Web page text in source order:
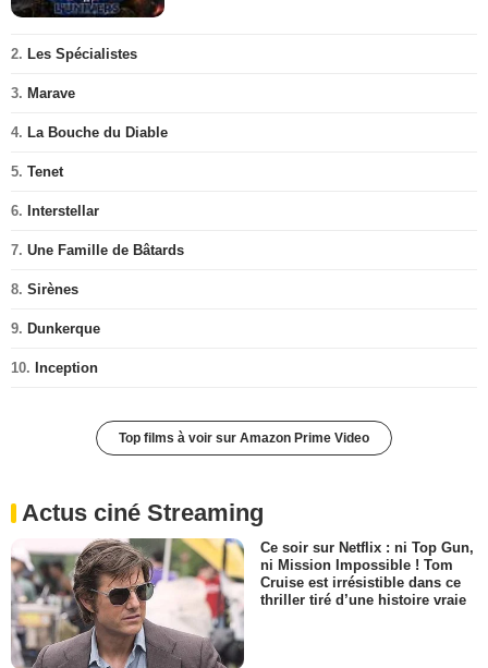
2. Les Spécialistes
3. Marave
4. La Bouche du Diable
5. Tenet
6. Interstellar
7. Une Famille de Bâtards
8. Sirènes
9. Dunkerque
10. Inception
Top films à voir sur Amazon Prime Video
Actus ciné Streaming
Ce soir sur Netflix : ni Top Gun,
ni Mission Impossible ! Tom
Cruise est irrésistible dans ce
thriller tiré d’une histoire vraie